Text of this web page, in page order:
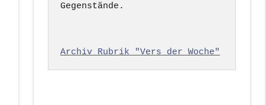
Gegenstände.
Archiv Rubrik "Vers der Woche"